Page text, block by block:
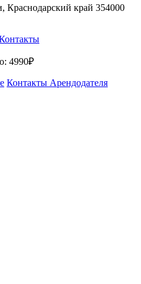
Краснодарский край 354000
4990₽
Контакты Арендодателя